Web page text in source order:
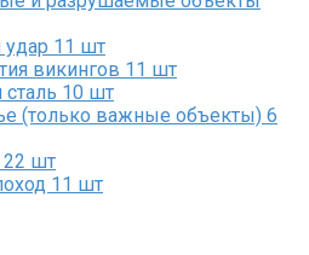
удар 11 шт
викингов 11 шт
сталь 10 шт
(только важные объекты) 6
22 шт
11 шт